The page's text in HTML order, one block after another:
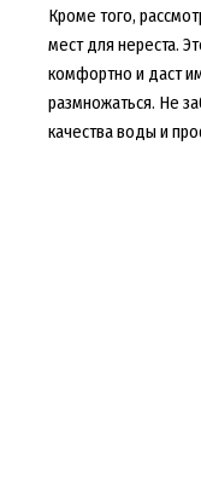
Кроме того,
мест для нереста.
комфортно и даст
размножаться. Не
качества воды и